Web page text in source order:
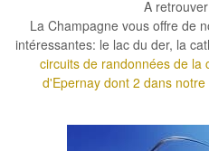
A
La Champagne vous offre de
intéressantes: le lac du der, la
circuits de randonnées de la
d'Epernay dont 2 dans